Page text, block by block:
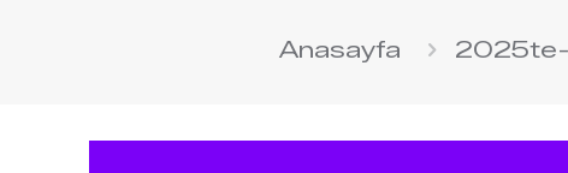
Anasayfa 2025te-